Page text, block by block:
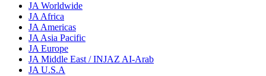
JA Worldwide
JA Africa
JA Americas
JA Asia Pacific
JA Europe
JA Middle East / INJAZ AI-Arab
JA U.S.A